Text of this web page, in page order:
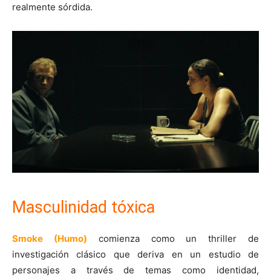
realmente sórdida.
Masculinidad tóxica
Smoke (Humo) comienza como un thriller de
investigación clásico que deriva en un estudio de
personajes a través de temas como identidad,